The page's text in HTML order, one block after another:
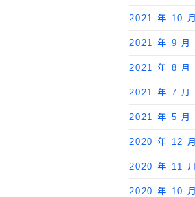
2021 年 10 月
2021 年 9 月
2021 年 8 月
2021 年 7 月
2021 年 5 月
2020 年 12 月
2020 年 11 月
2020 年 10 月